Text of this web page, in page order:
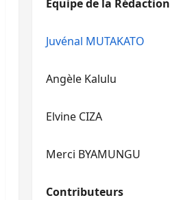
Equipe de la Rédaction
Juvénal MUTAKATO
Angèle Kalulu
Elvine CIZA
Merci BYAMUNGU
Contributeurs